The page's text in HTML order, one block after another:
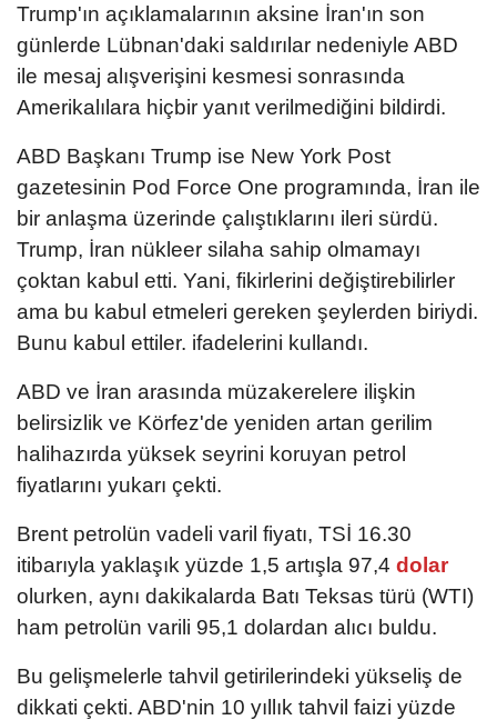
Trump'ın açıklamalarının aksine İran'ın son
günlerde Lübnan'daki saldırılar nedeniyle ABD
ile mesaj alışverişini kesmesi sonrasında
Amerikalılara hiçbir yanıt verilmediğini bildirdi.
ABD Başkanı Trump ise New York Post
gazetesinin Pod Force One programında, İran ile
bir anlaşma üzerinde çalıştıklarını ileri sürdü.
Trump, İran nükleer silaha sahip olmamayı
çoktan kabul etti. Yani, fikirlerini değiştirebilirler
ama bu kabul etmeleri gereken şeylerden biriydi.
Bunu kabul ettiler. ifadelerini kullandı.
ABD ve İran arasında müzakerelere ilişkin
belirsizlik ve Körfez'de yeniden artan gerilim
halihazırda yüksek seyrini koruyan petrol
fiyatlarını yukarı çekti.
Brent petrolün vadeli varil fiyatı, TSİ 16.30
itibarıyla yaklaşık yüzde 1,5 artışla 97,4 dolar
olurken, aynı dakikalarda Batı Teksas türü (WTI)
ham petrolün varili 95,1 dolardan alıcı buldu.
Bu gelişmelerle tahvil getirilerindeki yükseliş de
dikkati çekti. ABD'nin 10 yıllık tahvil faizi yüzde